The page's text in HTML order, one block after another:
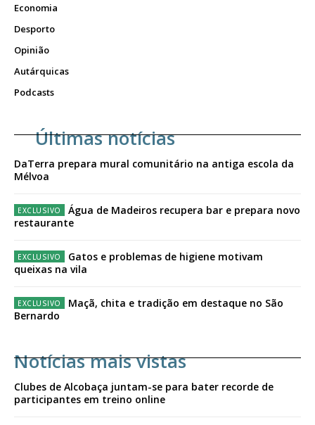
Economia
Desporto
Opinião
Autárquicas
Podcasts
Últimas notícias
DaTerra prepara mural comunitário na antiga escola da
Mélvoa
Água de Madeiros recupera bar e prepara novo
restaurante
Gatos e problemas de higiene motivam
queixas na vila
Maçã, chita e tradição em destaque no São
Bernardo
Notícias mais vistas
Clubes de Alcobaça juntam-se para bater recorde de
participantes em treino online